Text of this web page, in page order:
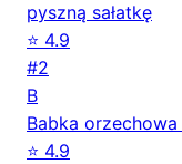
pyszną sałatkę
⭐ 4.9
#2
B
Babka
⭐ 4.9